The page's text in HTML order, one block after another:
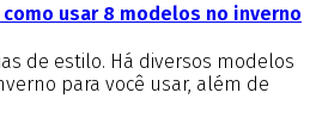
usar 8 modelos no inverno
de estilo. Há diversos modelos
para você usar, além de